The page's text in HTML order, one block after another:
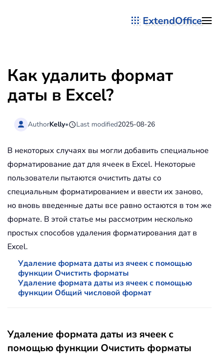
ExtendOffice
Как удалить формат
даты в Excel?
AuthorKelly• Last modified2025-08-26
В некоторых случаях вы могли добавить специальное
форматирование дат для ячеек в Excel. Некоторые
пользователи пытаются очистить даты со
специальным форматированием и ввести их заново,
но вновь введенные даты все равно остаются в том же
формате. В этой статье мы рассмотрим несколько
простых способов удаления форматирования дат в
Excel.
Удаление формата даты из ячеек с помощью
функции Очистить форматы
Удаление формата даты из ячеек с помощью
функции Общий числовой формат
Удаление формата даты из ячеек с
помощью функции Очистить форматы